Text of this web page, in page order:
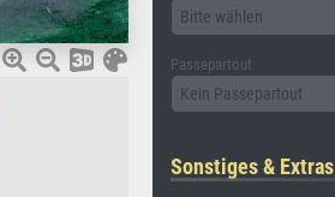
Bitte wählen
Passepartout
Kein Passepartout
Sonstiges & Extras